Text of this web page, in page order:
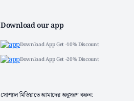
Download our app
Download App Get -10% Discount
Download App Get -20% Discount
সোশ্যাল মিডিয়াতে আমাদের অনুসরণ করুন: